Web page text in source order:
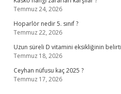
Temmuz 24, 2026
Hoparlör nedir 5. sınıf ?
Temmuz 22, 2026
Uzun süreli D vitamini eksikliğinin
Temmuz 18, 2026
Ceyhan nüfusu kaç 2025 ?
Temmuz 17, 2026